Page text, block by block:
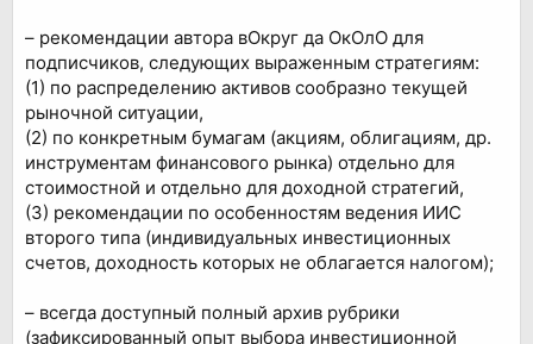
– рекомендации автора вОкруг да ОкОлО для
подписчиков, следующих выраженным стратегиям:
(1) по распределению активов сообразно текущей
рыночной ситуации,
(2) по конкретным бумагам (акциям, облигациям, др.
инструментам финансового рынка) отдельно для
стоимостной и отдельно для доходной стратегий,
(3) рекомендации по особенностям ведения ИИС
второго типа (индивидуальных инвестиционных
счетов, доходность которых не облагается налогом);
– всегда доступный полный архив рубрики
(зафиксированный опыт выбора инвестиционной